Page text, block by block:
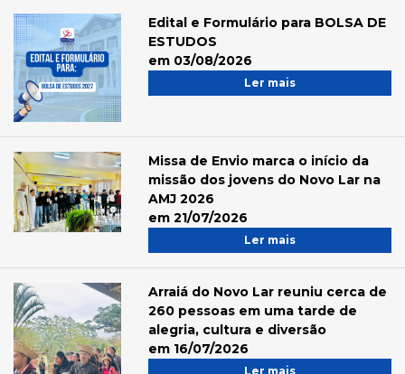
Edital e Formulário para BOLSA DE
ESTUDOS
em 03/08/2026
Ler mais
Missa de Envio marca o início da
missão dos jovens do Novo Lar na
AMJ 2026
em 21/07/2026
Ler mais
Arraiá do Novo Lar reuniu cerca de
260 pessoas em uma tarde de
alegria, cultura e diversão
em 16/07/2026
Ler mais